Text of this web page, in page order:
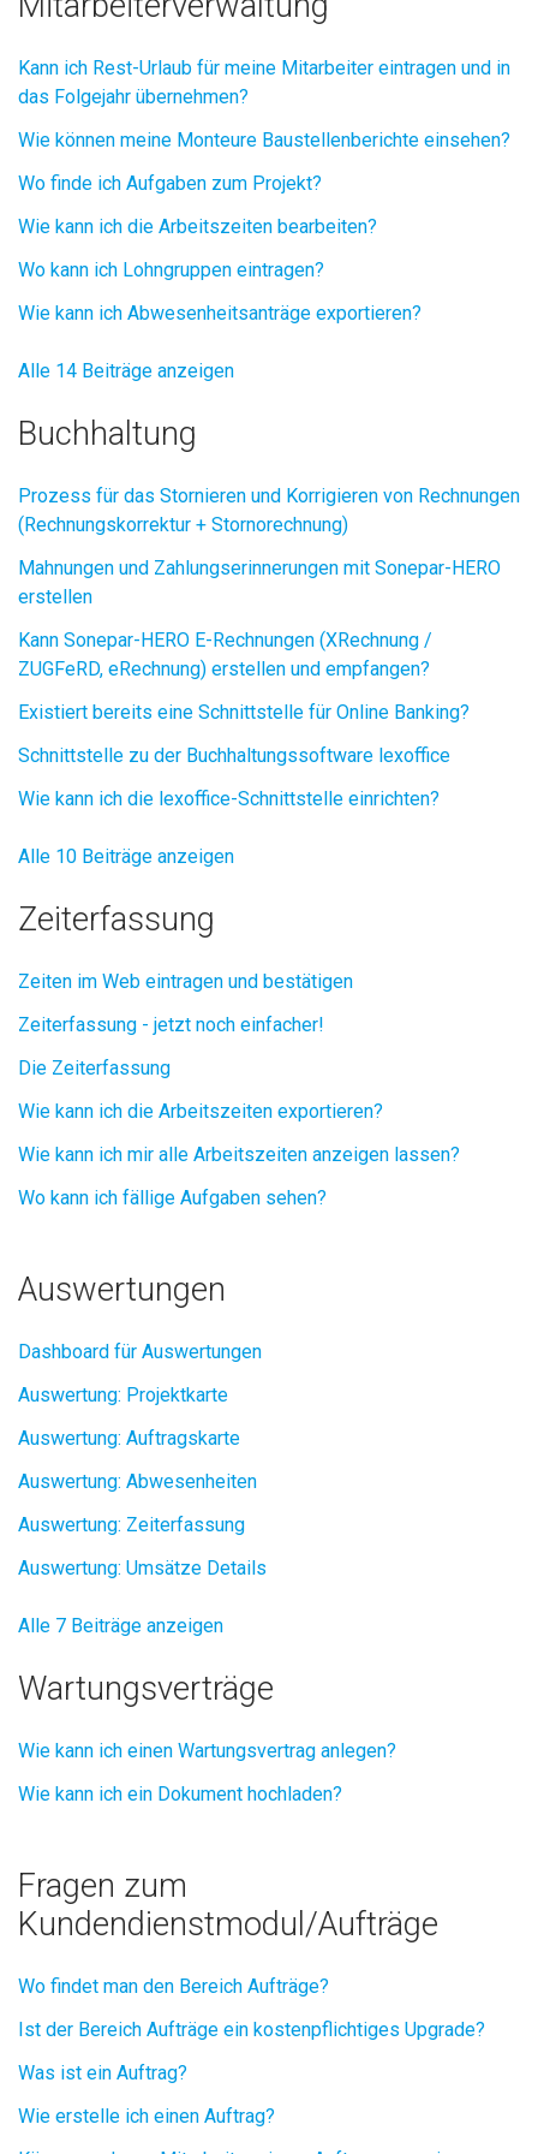
Kann ich Rest-Urlaub für meine Mitarbeiter eintragen und in
das Folgejahr übernehmen?
Wie können meine Monteure Baustellenberichte einsehen?
Wo finde ich Aufgaben zum Projekt?
Wie kann ich die Arbeitszeiten bearbeiten?
Wo kann ich Lohngruppen eintragen?
Wie kann ich Abwesenheitsanträge exportieren?
Alle 14 Beiträge anzeigen
Buchhaltung
Prozess für das Stornieren und Korrigieren von Rechnungen
(Rechnungskorrektur + Stornorechnung)
Mahnungen und Zahlungserinnerungen mit Sonepar-HERO
erstellen
Kann Sonepar-HERO E-Rechnungen (XRechnung /
ZUGFeRD, eRechnung) erstellen und empfangen?
Existiert bereits eine Schnittstelle für Online Banking?
Schnittstelle zu der Buchhaltungssoftware lexoffice
Wie kann ich die lexoffice-Schnittstelle einrichten?
Alle 10 Beiträge anzeigen
Zeiterfassung
Zeiten im Web eintragen und bestätigen
Zeiterfassung - jetzt noch einfacher!
Die Zeiterfassung
Wie kann ich die Arbeitszeiten exportieren?
Wie kann ich mir alle Arbeitszeiten anzeigen lassen?
Wo kann ich fällige Aufgaben sehen?
Auswertungen
Dashboard für Auswertungen
Auswertung: Projektkarte
Auswertung: Auftragskarte
Auswertung: Abwesenheiten
Auswertung: Zeiterfassung
Auswertung: Umsätze Details
Alle 7 Beiträge anzeigen
Wartungsverträge
Wie kann ich einen Wartungsvertrag anlegen?
Wie kann ich ein Dokument hochladen?
Fragen zum
Kundendienstmodul/Aufträge
Wo findet man den Bereich Aufträge?
Ist der Bereich Aufträge ein kostenpflichtiges Upgrade?
Was ist ein Auftrag?
Wie erstelle ich einen Auftrag?